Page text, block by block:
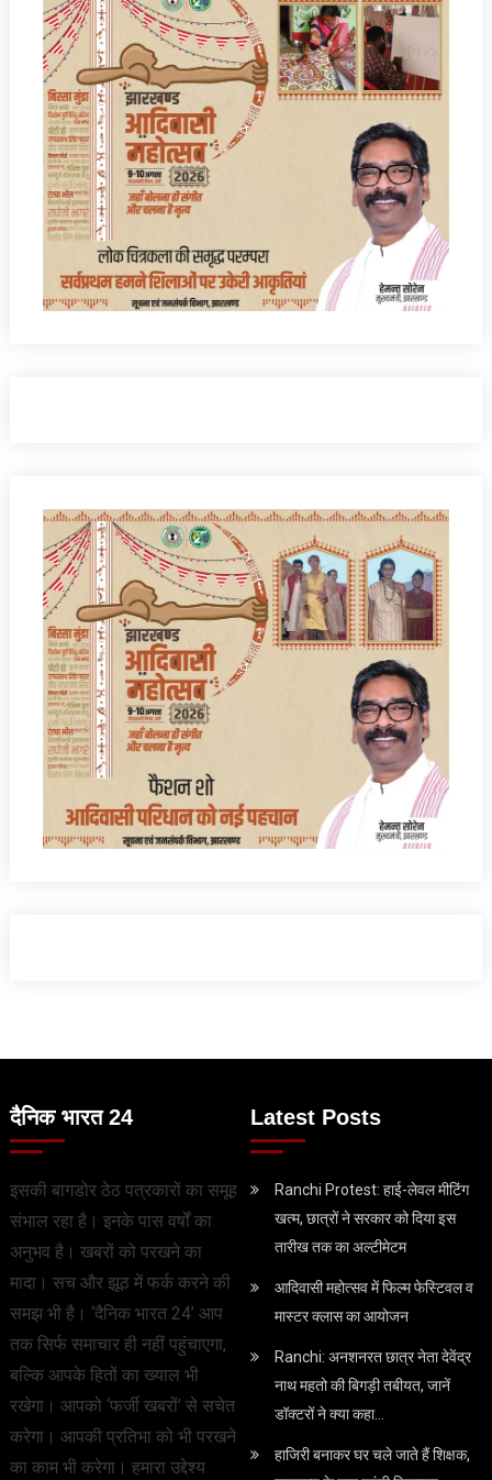
दैनिक भारत 24
इसकी बागडोर ठेठ पत्रकारों का समूह
संभाल रहा है। इनके पास वर्षों का
अनुभव है। खबरों को परखने का
मादा। सच और झूठ में फर्क करने की
समझ भी है। ‘दैनिक भारत 24’ आप
तक सिर्फ समाचार ही नहीं पहुंचाएगा,
बल्कि आपके हितों का ख्याल भी
रखेगा। आपको ‘फर्जी खबरों’ से सचेत
करेगा। आपकी प्रतिभा को भी परखने
का काम भी करेगा। हमारा उद्देश्य
Latest Posts
Ranchi Protest: हाई-लेवल मीटिंग
खत्म, छात्रों ने सरकार को दिया इस
तारीख तक का अल्टीमेटम
आदिवासी महोत्सव में फिल्म फेस्टिवल व
मास्टर क्लास का आयोजन
Ranchi: अनशनरत छात्र नेता देवेंद्र
नाथ महतो की बिगड़ी तबीयत, जानें
डॉक्टरों ने क्या कहा…
हाजिरी बनाकर घर चले जाते हैं शिक्षक,